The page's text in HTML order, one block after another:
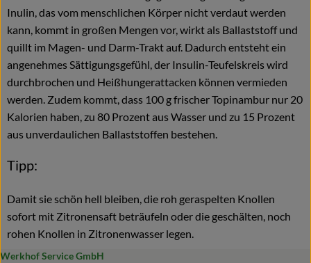
Inulin, das vom menschlichen Körper nicht verdaut werden
kann, kommt in großen Mengen vor, wirkt als Ballaststoff und
quillt im Magen- und Darm-Trakt auf. Dadurch entsteht ein
angenehmes Sättigungsgefühl, der Insulin-Teufelskreis wird
durchbrochen und Heißhungerattacken können vermieden
werden. Zudem kommt, dass 100 g frischer Topinambur nur 20
Kalorien haben, zu 80 Prozent aus Wasser und zu 15 Prozent
aus unverdaulichen Ballaststoffen bestehen.
Tipp:
Damit sie schön hell bleiben, die roh geraspelten Knollen
sofort mit Zitronensaft beträufeln oder die geschälten, noch
rohen Knollen in Zitronenwasser legen.
Werkhof Service GmbH